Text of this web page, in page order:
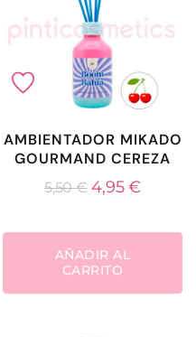
AMBIENTADOR MIKADO
GOURMAND CEREZA
5,50€ 4,95€
AÑADIR AL
CARRITO